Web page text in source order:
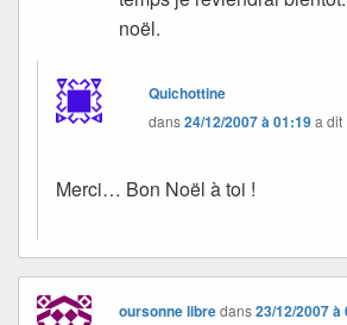
noël.
Quichottine
dans24/12/2007 à 01:19a dit
Merci… Bon Noël à toi !
oursonne libredans23/12/2007 à